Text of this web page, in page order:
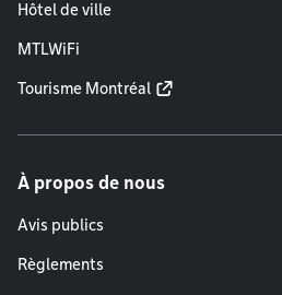
Hôtel de ville
MTLWiFi
Tourisme Montréal
À propos de nous
Avis publics
Règlements